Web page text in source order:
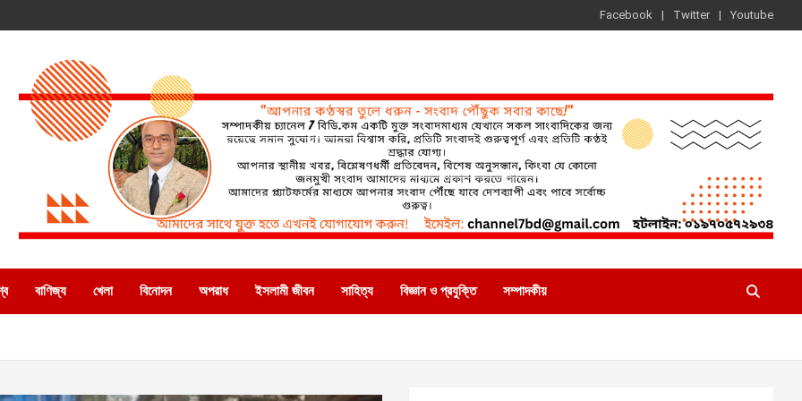
Facebook Twitter Youtube
বাণিজ্য খেলা বিনোদন অপরাধ ইসলামী জীবন সাহিত্য বিজ্ঞান ও প্রযুক্তি সম্পাদকীয়